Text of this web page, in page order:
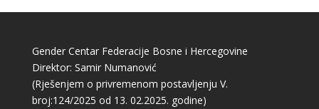
Gender Centar Federacije Bosne i Hercegovine
Direktor: Samir Numanović
(Rješenjem o privremenom postavljenju V.
broj:124/2025 od 13. 02.2025. godine)